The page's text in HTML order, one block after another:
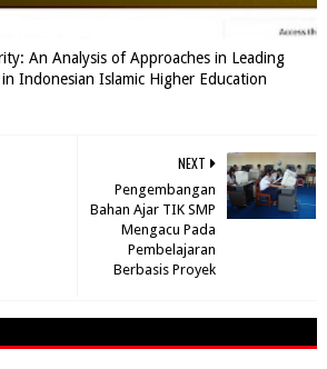
An Analysis of Approaches in Leading
Indonesian Islamic Higher Education
NEXT
Pengembangan
Bahan Ajar TIK SMP
Mengacu Pada
Pembelajaran
Berbasis Proyek